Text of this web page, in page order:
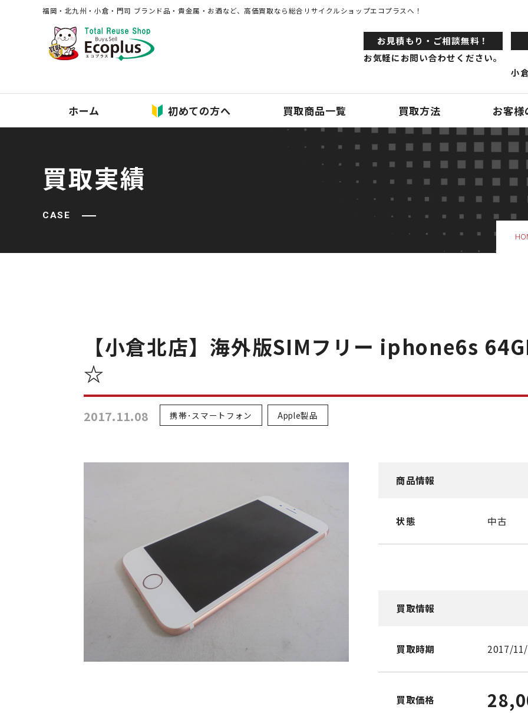
福岡・北九州・⼩倉・⾨司 ブランド品・貴⾦属・お酒など、⾼価買取なら総合リサイクルショップエコプラスへ！
お⾒積もり・ご相談無料！
お気軽にお問い合わせください。
小
ホーム 初めての方へ 買取商品一覧 買取方法 お客様
買取実績
CASE
【小倉北店】海外版SIMフリー iphone6s
☆
2017.11.08 携帯･スマートフォン Apple製品
商品情報
状態 中古
買取情報
買取時期 2017/
買取価格